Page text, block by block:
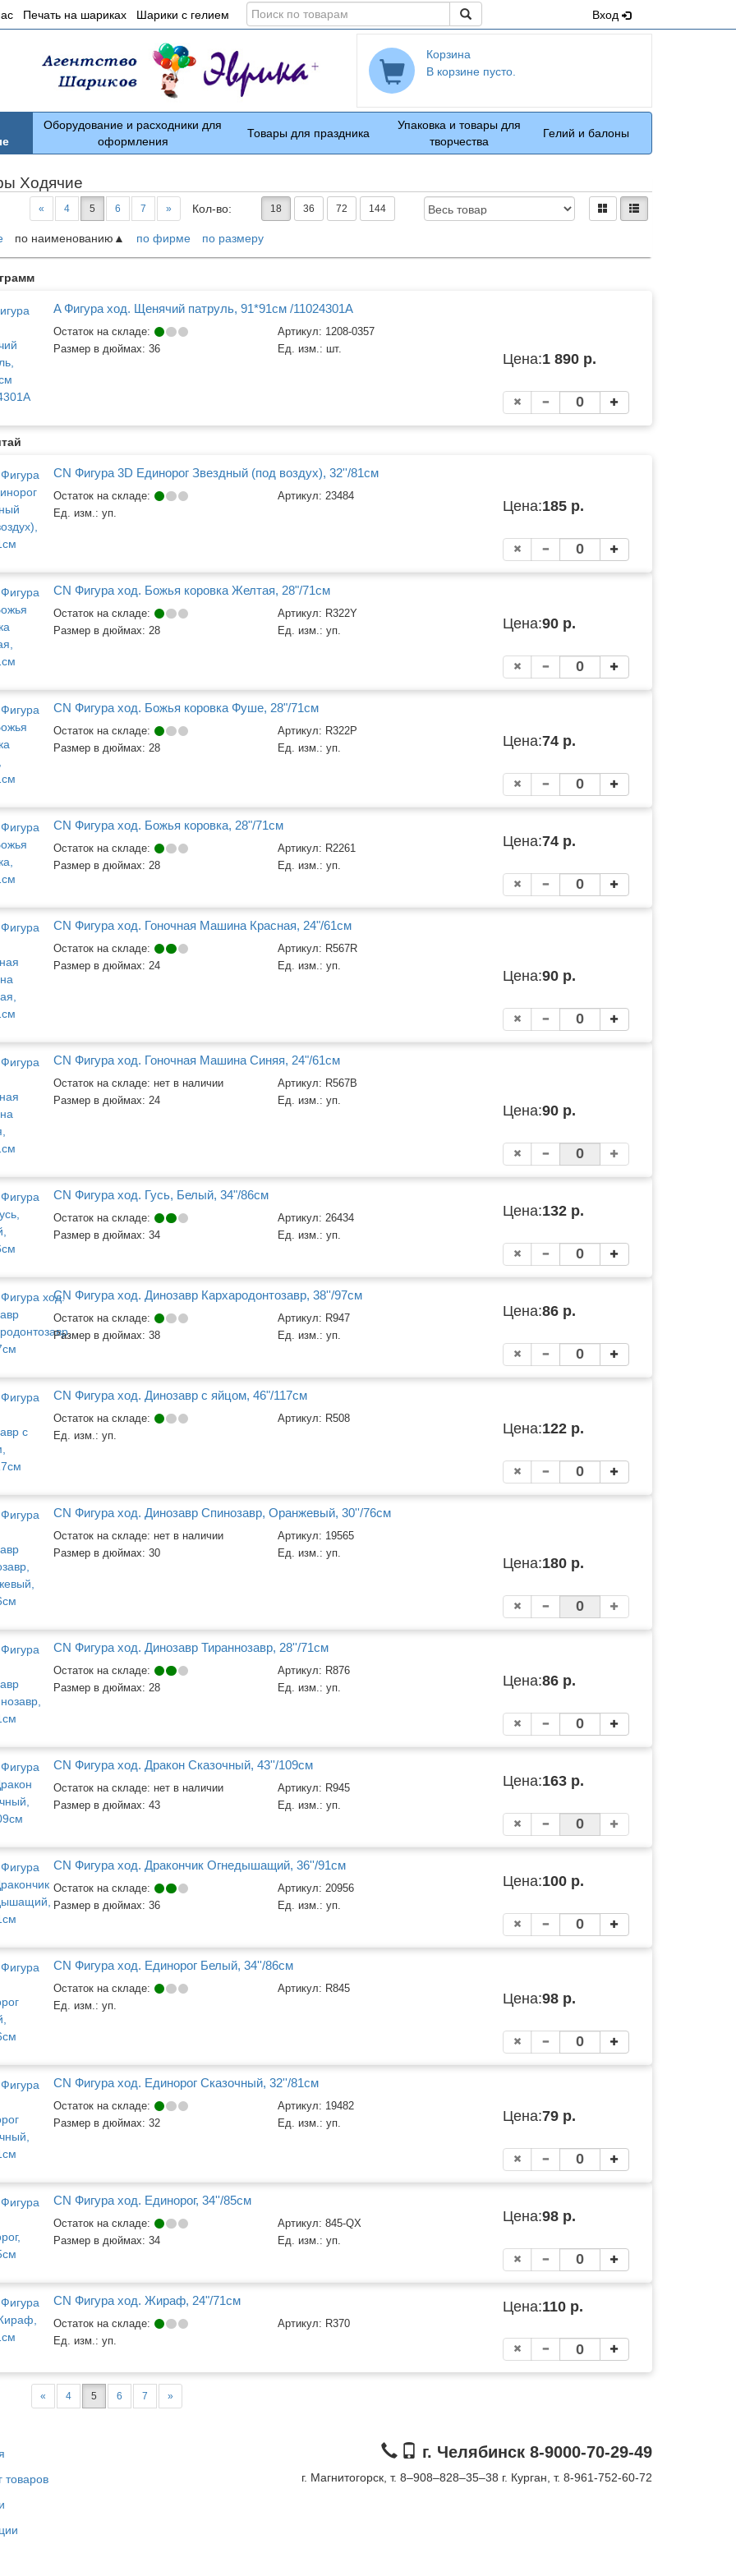
Печать на шариках Шарики с гелием
Поиск
товарам
Вход
Корзина
В корзине пусто.
Оборудование и расходники для
оформления
Товары для праздника
Упаковка и товары для
творчества
Гелий и балоны
Ходячие
« 4 5 6 7 » Кол-во: 18 36 72 144
Доступность: Вид:плиткамирядами
по наименованию по фирме по размеру
A Фигура ход. Щенячий патруль, 91*91см /11024301A
Остаток на складе: Артикул: 1208-0357
Размер в дюймах: 36 Ед. изм.: шт.
Цена:1 890 р.
CN Фигура 3D Единорог Звездный (под воздух), 32''/81см
Остаток на складе: Артикул: 23484
Ед. изм.: уп. Цена:185 р.
CN Фигура ход. Божья коровка Желтая, 28"/71см
Остаток на складе: Артикул: R322Y
Размер в дюймах: 28 Ед. изм.:уп. Цена:90 р.
CN Фигура ход. Божья коровка Фуше, 28"/71см
Остаток на складе: Артикул: R322P
Размер в дюймах: 28 Ед. изм.:уп. Цена:74 р.
CN Фигура ход. Божья коровка, 28"/71см
Остаток на складе: Артикул: R2261
Размер в дюймах: 28 Ед. изм.:уп.
Цена:74 р.
CN Фигура ход. Гоночная Машина Красная, 24"/61см
Остаток на складе: Артикул: R567R
Размер в дюймах: 24 Ед. изм.:уп.
Цена:90 р.
CN Фигура ход. Гоночная Машина Синяя, 24"/61см
Остаток на складе: нет в наличии Артикул: R567B
Размер в дюймах: 24 Ед. изм.:уп.
Цена:90 р.
CN Фигура ход. Гусь, Белый, 34"/86см
Остаток на складе: Артикул: 26434
Размер в дюймах: 34 Ед. изм.:уп.
Цена:132 р.
CN Фигура ход. Динозавр Кархародонтозавр, 38''/97см
Остаток на складе: Артикул: R947
Размер в дюймах: 38 Ед. изм.:уп.
Цена:86 р.
CN Фигура ход. Динозавр с яйцом, 46"/117см
Остаток на складе: Артикул: R508
Ед. изм.: уп. Цена:122 р.
CN Фигура ход. Динозавр Спинозавр, Оранжевый, 30''/76см
Остаток на складе: нет в наличии Артикул: 19565
Размер в дюймах: 30 Ед. изм.:уп.
Цена:180 р.
CN Фигура ход. Динозавр Тираннозавр, 28''/71см
Остаток на складе: Артикул: R876
Размер в дюймах: 28 Ед. изм.:уп. Цена:86 р.
CN Фигура ход. Дракон Сказочный, 43''/109см
Остаток на складе: нет в наличии Артикул: R945
Размер в дюймах: 43 Ед. изм.:уп.
Цена:163 р.
CN Фигура ход. Дракончик Огнедышащий, 36''/91см
Остаток на складе: Артикул: 20956
Размер в дюймах: 36 Ед. изм.:уп.
Цена:100 р.
CN Фигура ход. Единорог Белый, 34''/86см
Остаток на складе: Артикул: R845
Ед. изм.: уп. Цена:98 р.
CN Фигура ход. Единорог Сказочный, 32''/81см
Остаток на складе: Артикул: 19482
Размер в дюймах: 32 Ед. изм.:уп. Цена:79 р.
CN Фигура ход. Единорог, 34''/85см
Остаток на складе: Артикул:845-QX
Размер в дюймах: 34 Ед. изм.:уп.
Цена:98 р.
CN Фигура ход. Жираф, 24"/71см
Остаток на складе: Артикул: R370
Ед. изм.: уп.
Цена:110 р.
« 4 5 6 7 »
товаров
г. Челябинск 8-9000-70-29-49
г. Магнитогорск, т. 8–908–828–35–38 г. Курган, т. 8-961-752-60-72